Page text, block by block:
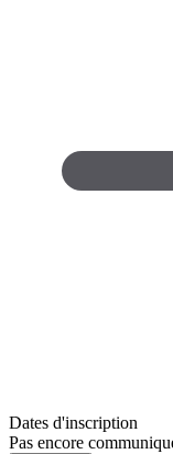
Dates d'inscription
Pas encore